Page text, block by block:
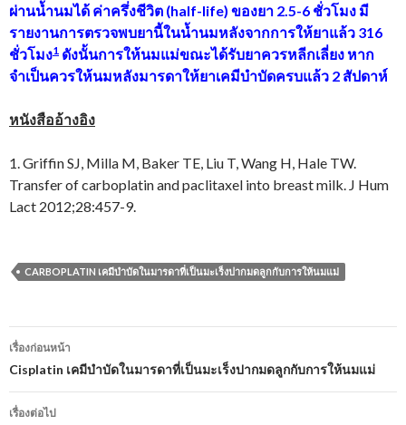
ผ่านน้ำนมได้ ค่าครึ่งชีวิต (half-life) ของยา 2.5-6 ชั่วโมง มี
รายงานการตรวจพบยานี้ในน้ำนมหลังจากการให้ยาแล้ว 316
ชั่วโมง1 ดังนั้นการให้นมแม่ขณะได้รับยาควรหลีกเลี่ยง หาก
จำเป็นควรให้นมหลังมารดาให้ยาเคมีบำบัดครบแล้ว 2 สัปดาห์
หนังสืออ้างอิง
1. Griffin SJ, Milla M, Baker TE, Liu T, Wang H, Hale TW.
Transfer of carboplatin and paclitaxel into breast milk. J Hum
Lact 2012;28:457-9.
CARBOPLATIN เคมีบำบัดในมารดาที่เป็นมะเร็งปากมดลูกกับการให้นมแม่
เมนู
นำทาง
เรื่อง
เรื่องก่อนหน้า
Cisplatin เคมีบำบัดในมารดาที่เป็นมะเร็งปากมดลูกกับการให้นมแม่
เรื่องต่อไป